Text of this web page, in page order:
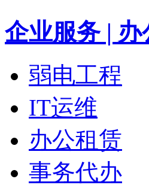
企业服务 |
弱电工程
IT运维
办公租赁
事务代办